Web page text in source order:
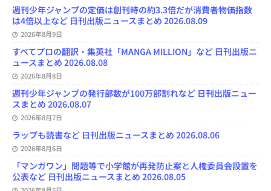
o
k
y
o
n
s
e
C
h
n
n
週刊少年ジャンプの定価は創刊時の約3.3倍だが消費者物価指数
は4倍以上など 日刊出版ニュースまとめ 2026.08.09
2026年8月9日
すべてプロの翻訳・集英社「MANGA MILLION」など 日刊出版ニ
ュースまとめ 2026.08.08
2026年8月8日
週刊少年ジャンプの発行部数が100万部割れなど 日刊出版ニュー
スまとめ 2026.08.07
2026年8月7日
ラップも読書など 日刊出版ニュースまとめ 2026.08.06
2026年8月6日
「マンガワン」問題等で小学館が再発防止案と人権委員会設置を
公表など 日刊出版ニュースまとめ 2026.08.05